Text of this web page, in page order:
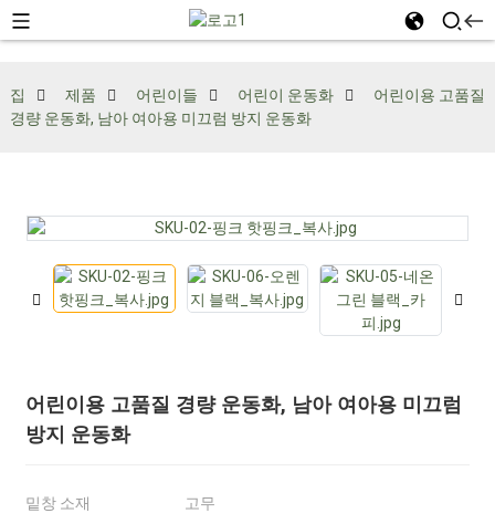
집 제품 어린이들 어린이 운동화
어린이용 고품질
경량 운동화, 남아 여아용 미끄럼 방지 운동화
어린이용 고품질 경량 운동화, 남아 여아용 미끄럼
방지 운동화
밑창 소재
고무